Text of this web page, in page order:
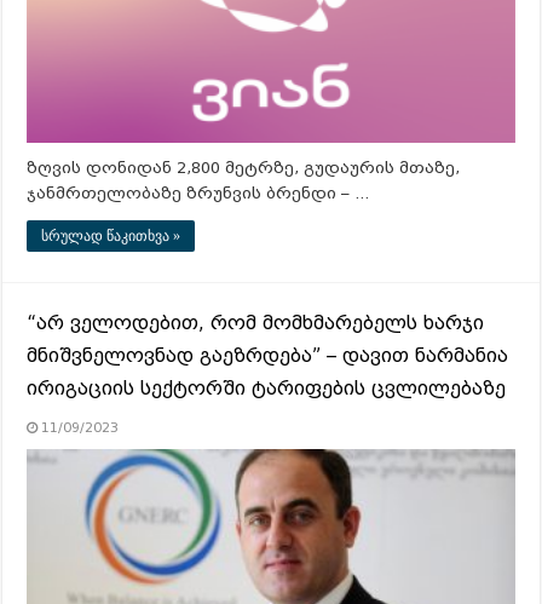
ზღვის დონიდან 2,800 მეტრზე, გუდაურის მთაზე,
ჯანმრთელობაზე ზრუნვის ბრენდი – …
სრულად წაკითხვა »
“არ ველოდებით, რომ მომხმარებელს ხარჯი
მნიშვნელოვნად გაეზრდება” – დავით ნარმანია
ირიგაციის სექტორში ტარიფების ცვლილებაზე
11/09/2023